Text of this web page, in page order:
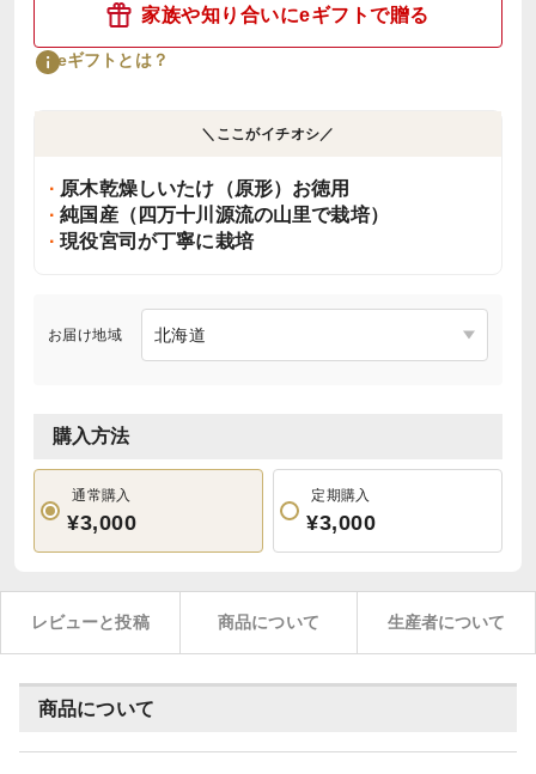
家族や知り合いにeギフトで贈る
eギフトとは？
＼ここがイチオシ／
原木乾燥しいたけ（原形）お徳用
純国産（四万十川源流の山里で栽培）
現役宮司が丁寧に栽培
お届け地域
購入方法
通常購入
¥3,000
定期購入
¥3,000
レビューと投稿 商品について 生産者について
商品について